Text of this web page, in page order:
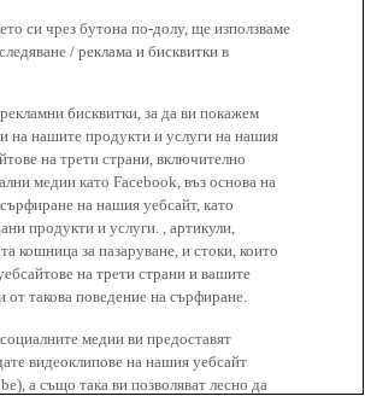
си чрез бутона по-долу, ще използваме
/ реклама и бисквитки в
бисквитки, за да ви покажем
на нашите продукти и услуги на нашия
на трети страни, включително
медии като Facebook, въз основа на
на нашия уебсайт, като
продукти и услуги. , артикули,
кошница за пазаруване, и стоки, които
на трети страни и вашите
от такова поведение на сърфиране.
медии ви предоставят
видеоклипове на нашия уебсайт
а също така ви позволяват лесно да